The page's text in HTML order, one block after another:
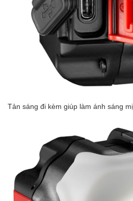
Tản sáng đi kèm giúp làm ánh sáng